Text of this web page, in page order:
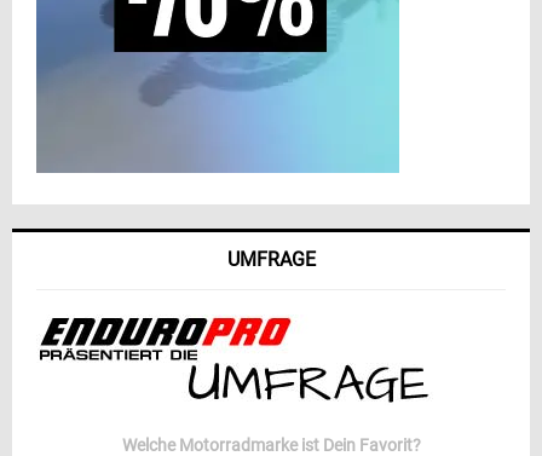
UMFRAGE
Welche Motorradmarke ist Dein Favorit?